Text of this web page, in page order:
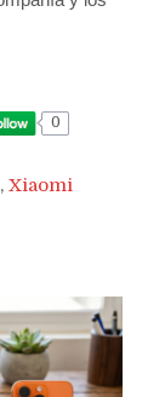
0
, Xiaomi